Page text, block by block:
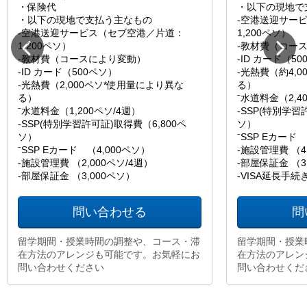
・保険代
・以下の現地で支払う主なもの
-空港送迎サービス（セブ空港／片道：
1,200ペソ）
-教材費（コースにより変動）
-ID カード（500ペソ）
-光熱費（2,000ペソ*使用量により異な
る）
⁻水道料金（1,200ペソ/4週）
-SSP(特別学習許可証)取得費（6,800ペ
ソ）
⁻SSP Eカード （4,000ペソ）
-施設管理費 （2,000ペソ/4週）
-部屋保証金 （3,000ペソ）
問い合わせる
留学期間・授業時間の調整や、コース・滞
在方法のアレンジも可能です。お気軽にお
問い合わせください
・以下の現地
-空港送迎サー
1,200ペソ）
-教材費（コー
-ID カード（
-光熱費（約
る）
⁻水道料金（
-SSP(特別学習
ソ）
⁻SSP Eカード
-施設管理費 （
-部屋保証金 （
-VISA延長手続
留学期間・授
在方法のアレ
問い合わせくだ